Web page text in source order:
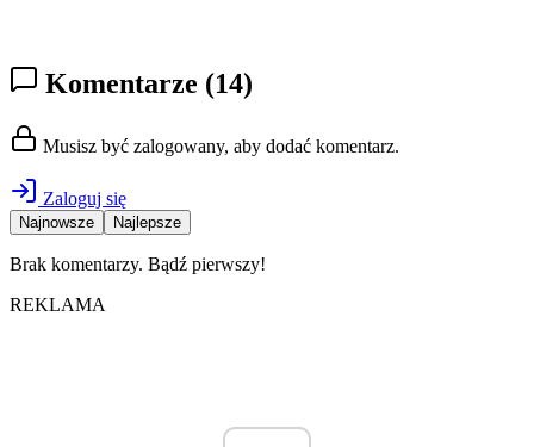
Komentarze (14)
Musisz być zalogowany, aby dodać komentarz.
Zaloguj się
Najnowsze Najlepsze
Brak komentarzy. Bądź pierwszy!
REKLAMA